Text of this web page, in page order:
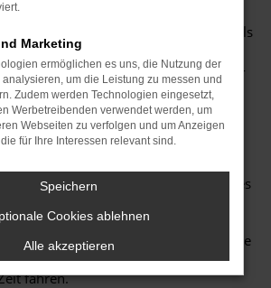
Gebrauchtwagen eignet sich
Zu den Vorteilen dieses Modells
Langlebigkeit und die geringe
Natürlich helfen wir in unserer Kfz-
ein wenig nach und sorgen dafür,
Golf Sportsvan Gebrauchtwagen in
zu Ihnen und damit auf die Straße
Da ist zum einen ein gründlicher
da ist aber auch das
sodass am Ende des Tages
Sie ganz sicher viele Jahre sicher
Hinsichtlich der Extras und
wir darauf hin, dass selbst ältere
Sportsvan Gebrauchtwagen voll und
fahren.
Marketing
ermöglichen es uns, die Nutzung der
um die Leistung zu messen und
Zudem werden Technologien eingesetzt,
Werbetreibenden verwendet werden, um
Webseiten zu verfolgen und um Anzeigen
für Ihre Interessen relevant sind.
Speichern
Cookies ablehnen
Alle akzeptieren